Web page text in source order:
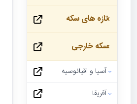
تازه های سکه
سکه خارجی
آسیا و اقیانوسیه
آفریقا